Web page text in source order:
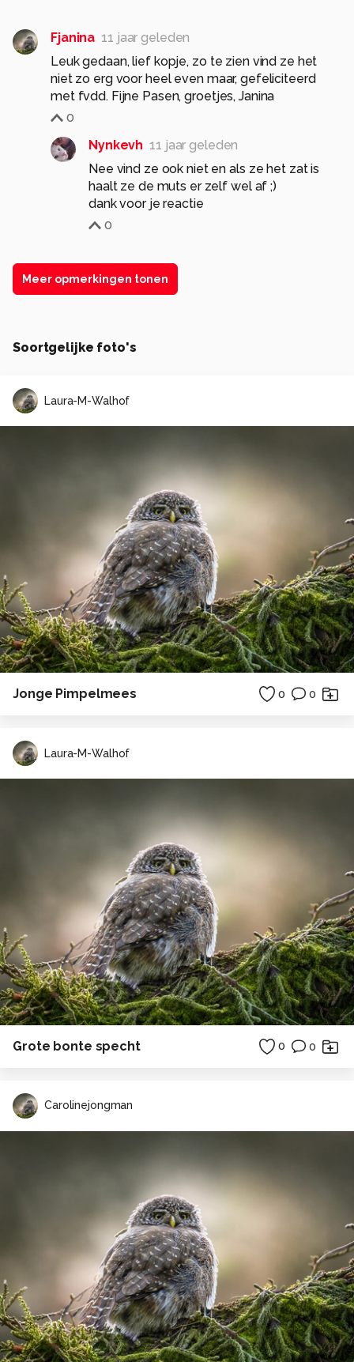
Fjanina 11 jaar geleden
Leuk gedaan, lief kopje, zo te zien vind ze het
niet zo erg voor heel even maar, gefeliciteerd
met fvdd. Fijne Pasen, groetjes, Janina
0
Nynkevh 11 jaar geleden
Nee vind ze ook niet en als ze het zat is
haalt ze de muts er zelf wel af ;)
dank voor je reactie
0
Meer opmerkingen tonen
Soortgelijke foto's
Laura-M-Walhof
Jonge Pimpelmees 0 0
Laura-M-Walhof
Grote bonte specht 0 0
Carolinejongman